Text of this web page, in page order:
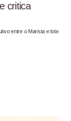
critica
entre o Marista e lote